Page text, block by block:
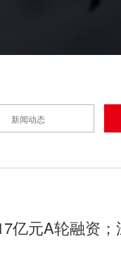
新闻动态
亿元A轮融资